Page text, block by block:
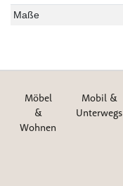
Maße
Möbel
&
Wohnen
Mobil &
Unterwegs